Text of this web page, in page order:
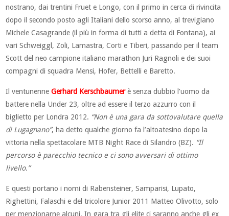
nostrano, dai trentini Fruet e Longo, con il primo in cerca di rivincita
dopo il secondo posto agli Italiani dello scorso anno, al trevigiano
Michele Casagrande (il più in forma di tutti a detta di Fontana), ai
vari Schweiggl, Zoli, Lamastra, Corti e Tiberi, passando per il team
Scott del neo campione italiano marathon Juri Ragnoli e dei suoi
compagni di squadra Mensi, Hofer, Bettelli e Baretto.
Il ventunenneGerhard Kerschbaumerè senza dubbio l’uomo da
battere nella Under 23, oltre ad essere il terzo azzurro con il
biglietto per Londra 2012. “Non è una gara da sottovalutare quella
di Lugagnano”, ha detto qualche giorno fa l’altoatesino dopo la
vittoria nella spettacolare MTB Night Race di Silandro (BZ). “Il
percorso è parecchio tecnico e ci sono avversari di ottimo
livello.”
E questi portano i nomi di Rabensteiner, Samparisi, Lupato,
Righettini, Falaschi e del tricolore Junior 2011 Matteo Olivotto, solo
per menzionarne alcuni. In gara tra gli elite ci saranno anche gli ex